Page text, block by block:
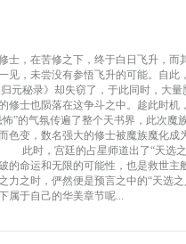
士，在苦修之下，终于白日飞升，
见，未尝没有参悟飞升的可能。自
元秘录》却失窃了，于此同时，大
修士也陨落在这争斗之中。趁此时
”的气氛传遍了整个天书界，此次魔
色变，数名强大的修士被魔族魔化
　此时，宫廷的占星师道出了“天选
的命运和无限的可能性，也是救世
力之时，俨然便是预言之中的“天选
属于自己的华美章节呢...